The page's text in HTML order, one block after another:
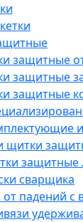
защитные
защитные
защитные
и
щитки
защитные
сварщика
падений с